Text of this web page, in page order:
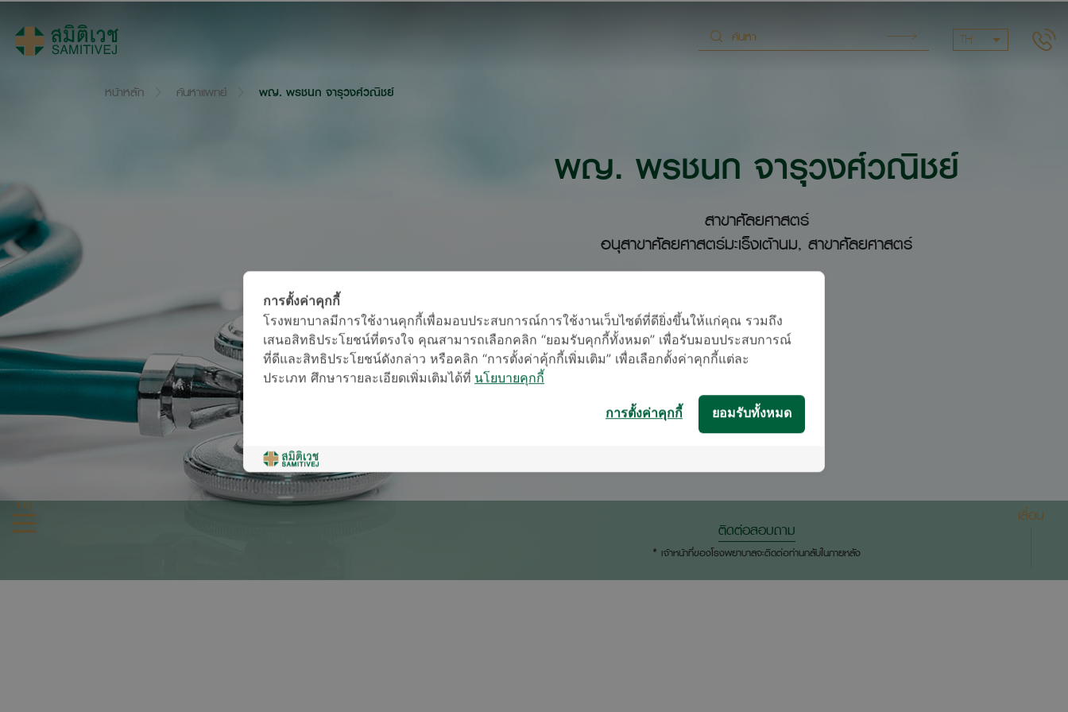
TH
เมนู
หน้าหลัก ค้นหาแพทย์ พญ. พรชนก จารุวงศ์วณิชย์
พญ. พรชนก จารุวงศ์วณิชย์
สาขาศัลยศาสตร์
อนุสาขาศัลยศาสตร์มะเร็งเต้านม, สาขาศัลยศาสตร์
ติดต่อสอบถาม
* เจ้าหน้าที่ของโรงพยาบาลจะติดต่อท่านกลับในภายหลัง
เลื่อน
การตั้งค่าคุกกี้
โรงพยาบาลมีการใช้งานคุกกี้เพื่อมอบประสบการณ์การใช้งานเว็บไซต์ที่ดียิ่งขึ้นให้แก่คุณ รวมถึง
เสนอสิทธิประโยชน์ที่ตรงใจ คุณสามารถเลือกคลิก “ยอมรับคุกกี้ทั้งหมด” เพื่อรับมอบประสบการณ์
ที่ดีและสิทธิประโยชน์ดังกล่าว หรือคลิก “การตั้งค่าคุ้กกี้เพิ่มเติม” เพื่อเลือกตั้งค่าคุกกี้แต่ละ
ประเภท ศึกษารายละเอียดเพิ่มเติมได้ที่ นโยบายคุกกี้
ยอมรับทั้งหมด
การตั้งค่าคุกกี้